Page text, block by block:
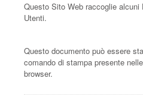
Questo Sito Web raccoglie alcuni
Utenti.
Questo documento può essere
comando di stampa presente
browser.